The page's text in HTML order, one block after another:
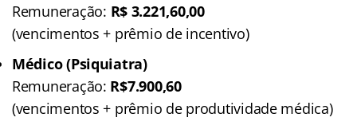
Remuneração: R$ 3.221,60,00
(vencimentos + prêmio de incentivo)
Médico (Psiquiatra)
Remuneração: R$7.900,60
(vencimentos + prêmio de produtividade médica)